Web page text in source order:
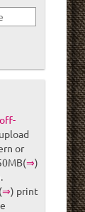
or
⇒)
⇒) print